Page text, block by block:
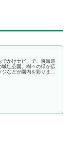
でかけナビ」で。東海道
城址公園。樹々の緑が広
などが園内を彩りま